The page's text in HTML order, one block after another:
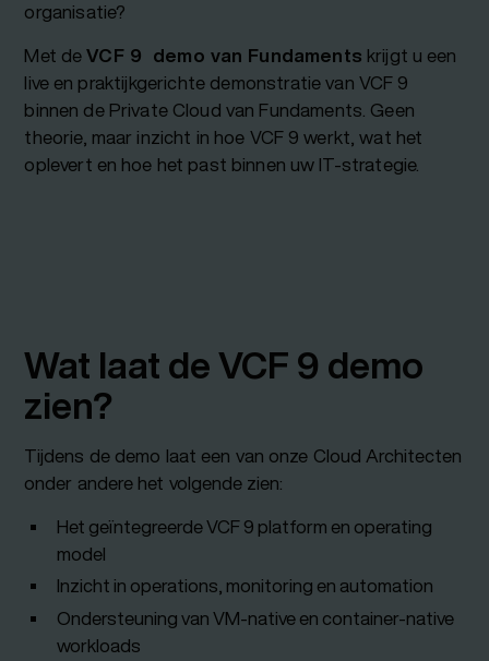
organisatie?
Met deVCF 9 demo van Fundaments krijgt u een
live en praktijkgerichte demonstratie van VCF 9
binnen de Private Cloud van Fundaments. Geen
theorie, maar inzicht in hoe VCF 9 werkt, wat het
oplevert en hoe het past binnen uw IT-strategie.
Wat laat de VCF 9 demo
zien?
Tijdens de demo laat een van onze Cloud Architecten
onder andere het volgende zien:
Het geïntegreerde VCF 9 platform en operating
model
Inzicht in operations, monitoring en automation
Ondersteuning van VM-native en container-native
workloads